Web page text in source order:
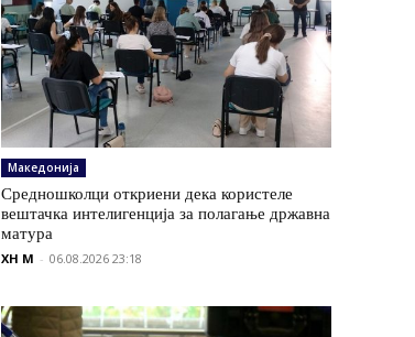
Македонија
Средношколци откриени дека користеле
вештачка интелигенција за полагање државна
матура
XH M - 06.08.2026 23:18